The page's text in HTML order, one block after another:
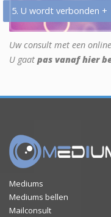
5. U wordt verbonden +
Uw consult met een
U gaat pas vanaf hier
Mediums
Mediums bellen
Mailconsult